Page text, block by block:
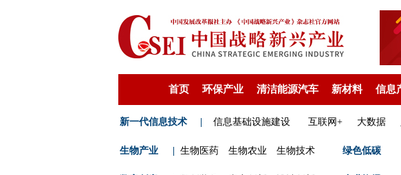
首页 环保产业 清洁能源汽车 新材料 信息
新一代信息技术 信息基础设施建设 互联网+ 大数据
生物产业 生物医药 生物农业 生物技术 绿色低碳